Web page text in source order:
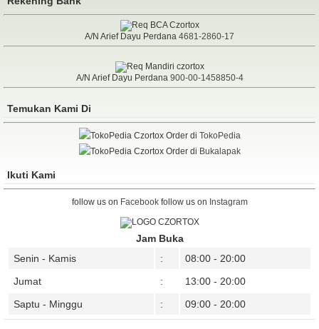
A/N Arief Dayu Perdana 4681-2860-17
A/N Arief Dayu Perdana 900-00-1458850-4
Temukan Kami Di
Order di TokoPedia
Order di Bukalapak
Ikuti Kami
follow us on Facebook follow us on Instagram
Jam Buka
Senin - Kamis
:
08:00 - 20:00
Jumat
:
13:00 - 20:00
Saptu - Minggu
: 09:00 - 20:00